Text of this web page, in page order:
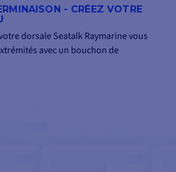
- CRÉEZ VOTRE
dorsale Seatalk Raymarine vous
avec un bouchon de